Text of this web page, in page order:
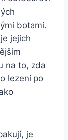
botami.
⁢jejich
⁤na to, zda‍
lezení po
je